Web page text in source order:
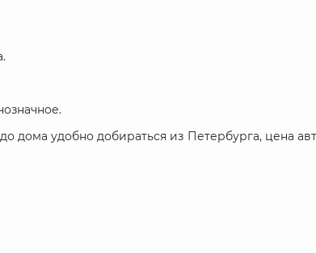
дома удобно добираться из Петербурга, цена